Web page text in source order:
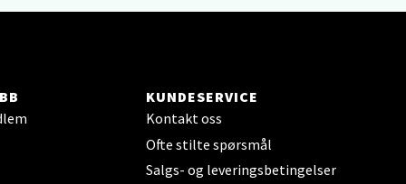
KUNDESERVICE
Kontakt oss
Ofte stilte spørsmål
Salgs- og leveringsbetingelser